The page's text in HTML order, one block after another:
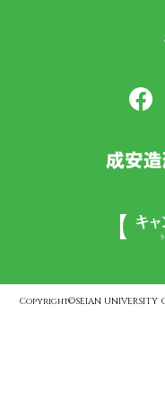
Copyright©SEIAN UNIVERSITY